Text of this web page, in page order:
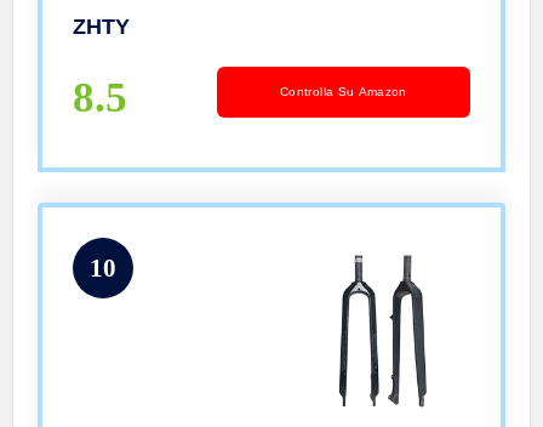
Forcella Doppia Spalla Pressione Olio
Disco
ZHTY
8.5 Controlla Su Amazon
10